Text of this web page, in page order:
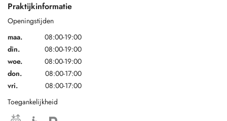
Praktijkinformatie
Openingstijden
maa.
08:00-19:00
din.
08:00-19:00
woe.
08:00-19:00
don.
08:00-17:00
vri.
08:00-17:00
Toegankelijkheid